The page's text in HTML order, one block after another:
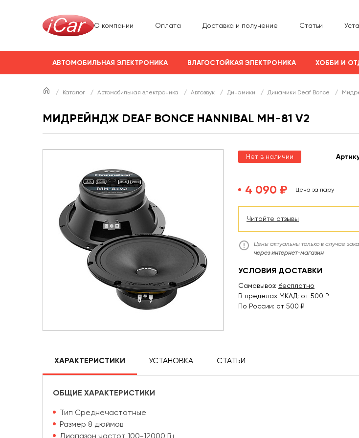
О компании Оплата Доставка и получение Статьи
АВТОМОБИЛЬНАЯ ЭЛЕКТРОНИКА ВЛАГОСТОЙКАЯ ЭЛЕКТРОНИКА ХОББИ И
/ Каталог / Автомобильная электроника / Автозвук / Динамики / Динамики Deaf Bonce /
МИДРЕЙНДЖ DEAF BONCE HANNIBAL MH-81 V2
Нет в наличии Арт
4 090 ₽ Цена за пару
Читайте отзывы
Цены актуальны только в случае
через интернет-магазин
УСЛОВИЯ ДОСТАВКИ
Самовывоз: бесплатно
В пределах МКАД: от 500 ₽
По России: от 500 ₽
ХАРАКТЕРИСТИКИ УСТАНОВКА СТАТЬИ
ОБЩИЕ ХАРАКТЕРИСТИКИ
Тип Среднечастотные
Размер 8 дюймов
Диапазон частот 100-12000 Гц